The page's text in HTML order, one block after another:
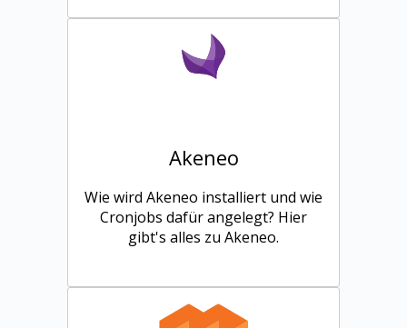
Akeneo
Wie wird Akeneo installiert und wie
Cronjobs dafür angelegt? Hier
gibt's alles zu Akeneo.